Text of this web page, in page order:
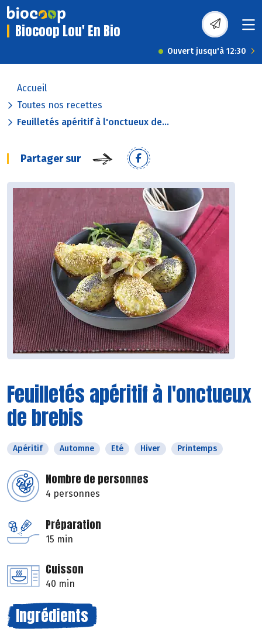
Biocoop Lou' En Bio
Ouvert jusqu'à 12:30
Accueil
Toutes nos recettes
Feuilletés apéritif à l'onctueux de...
Partager sur
Feuilletés apéritif à l'onctueux
de brebis
Apéritif Automne Eté Hiver Printemps
Nombre de personnes
4 personnes
Préparation
15 min
Cuisson
40 min
Ingrédients